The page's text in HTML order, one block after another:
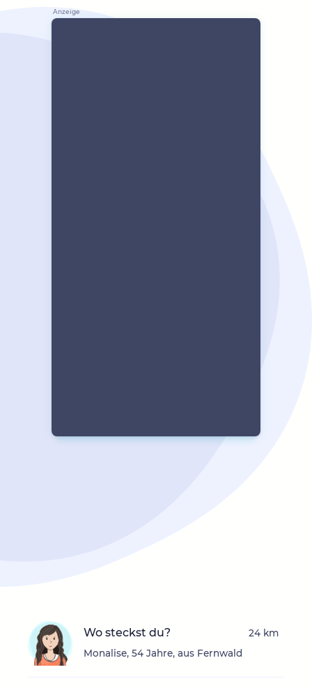
Wo steckst du?
Monalise, 54 Jahre, aus Fernwald
24 km